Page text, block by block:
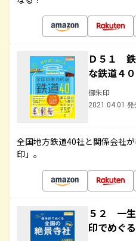
Ｄ５１ 鉄
な鉄道４０
御朱印
2021.04.01 発
全国地方鉄道40社と関係会社
印」。
５２ 一
印でめぐ